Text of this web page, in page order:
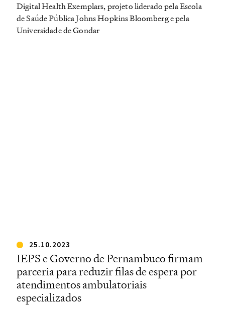
Digital Health Exemplars, projeto liderado pela Escola
de Saúde Pública Johns Hopkins Bloomberg e pela
Universidade de Gondar
25.10.2023
IEPS e Governo de Pernambuco firmam
parceria para reduzir filas de espera por
atendimentos ambulatoriais
especializados